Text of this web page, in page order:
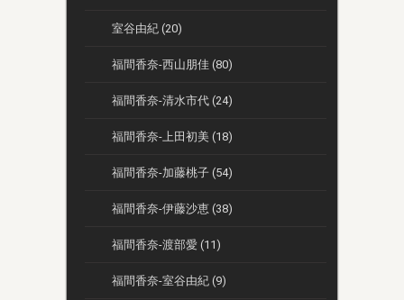
室谷由紀 (20)
福間香奈-西山朋佳 (80)
福間香奈-清水市代 (24)
福間香奈-上田初美 (18)
福間香奈-加藤桃子 (54)
福間香奈-伊藤沙恵 (38)
福間香奈-渡部愛 (11)
福間香奈-室谷由紀 (9)